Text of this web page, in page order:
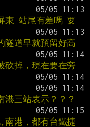
東 站尾有差嗎 要
隧道早就預留好高
砍掉，現在要在旁
三站表示？？？
港，都有台鐵捷